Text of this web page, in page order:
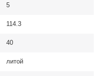
5
114.3
40
литой